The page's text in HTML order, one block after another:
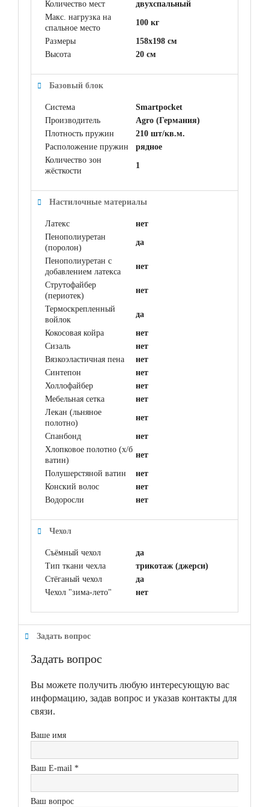
Количество мест
двухспальный
Макс. нагрузка на
спальное место
100 кг
Размеры
158x198 см
Высота
20 см
Базовый блок
Система
Smartpocket
Производитель
Agro (Германия)
Плотность пружин
210 шт/кв.м.
Расположение пружин
рядное
Количество зон
жёсткости
1
Настилочные материалы
Латекс
нет
Пенополиуретан
(поролон)
да
Пенополиуретан с
добавлением латекса
нет
Струтофайбер
(периотек)
нет
Термоскрепленный
войлок
да
Кокосовая койра
нет
Сизаль
нет
Вязкоэластичная пена
нет
Синтепон
нет
Холлофайбер
нет
Мебельная сетка
нет
Лекан (льняное
полотно)
нет
Спанбонд
нет
Хлопковое полотно (х/б
ватин)
нет
Полушерстяной ватин
нет
Конский волос
нет
Водоросли
нет
Чехол
Съёмный чехол
да
Тип ткани чехла
трикотаж (джерси)
Стёганый чехол
да
Чехол "зима-лето"
нет
Задать вопрос
Задать вопрос
Вы можете получить любую интересующую вас
информацию, задав вопрос и указав контакты для
связи.
Ваше имя
Ваш E-mail *
Ваш вопрос